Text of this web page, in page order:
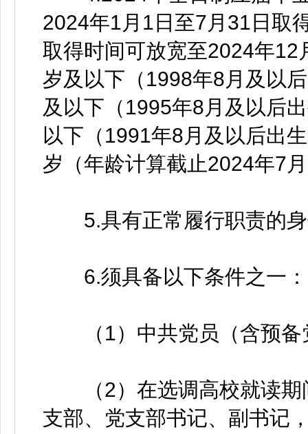
2024年1月1日至7月31日取
取得时间可放宽至2024年
岁及以下（1998年8月及以
及以下（1995年8月及以后
以下（1991年8月及以后出
岁（年龄计算截止2024年7
5.具有正常履行职责的身
6.须具备以下条件之一：
（1）中共党员（含预备
（2）在选调高校就读期
支部、党支部书记、副书记